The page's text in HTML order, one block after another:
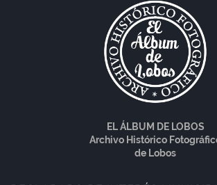
EL ÁLBUM DE LOBOS
Archivo Histórico
de Lobos